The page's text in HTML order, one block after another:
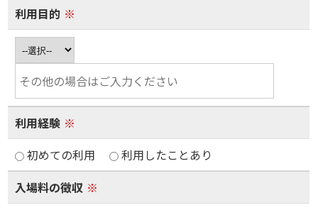
利用目的 ※
利用経験 ※
初めての利用
利用したことあり
入場料の徴収 ※